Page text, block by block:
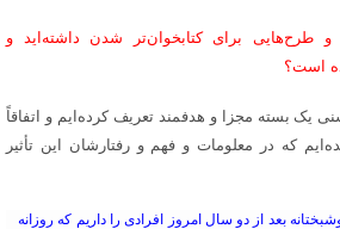
و طرح‌هایی برای کتابخوان‌تر شدن داشته‌اید و
است؟
یک بسته مجزا و هدفمند تعریف کرده‌ایم و اتفاقاً
که در معلومات و فهم و رفتارشان این تأثیر
بعد از دو سال امروز افرادی را داریم که روزانه